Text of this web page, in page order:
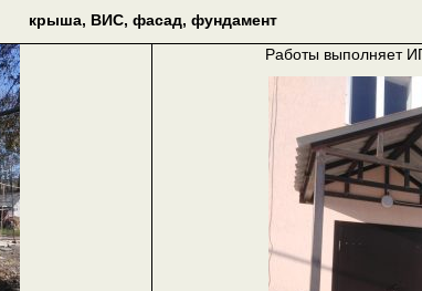
крыша, ВИС, фасад, фундамент
Работы выполняет